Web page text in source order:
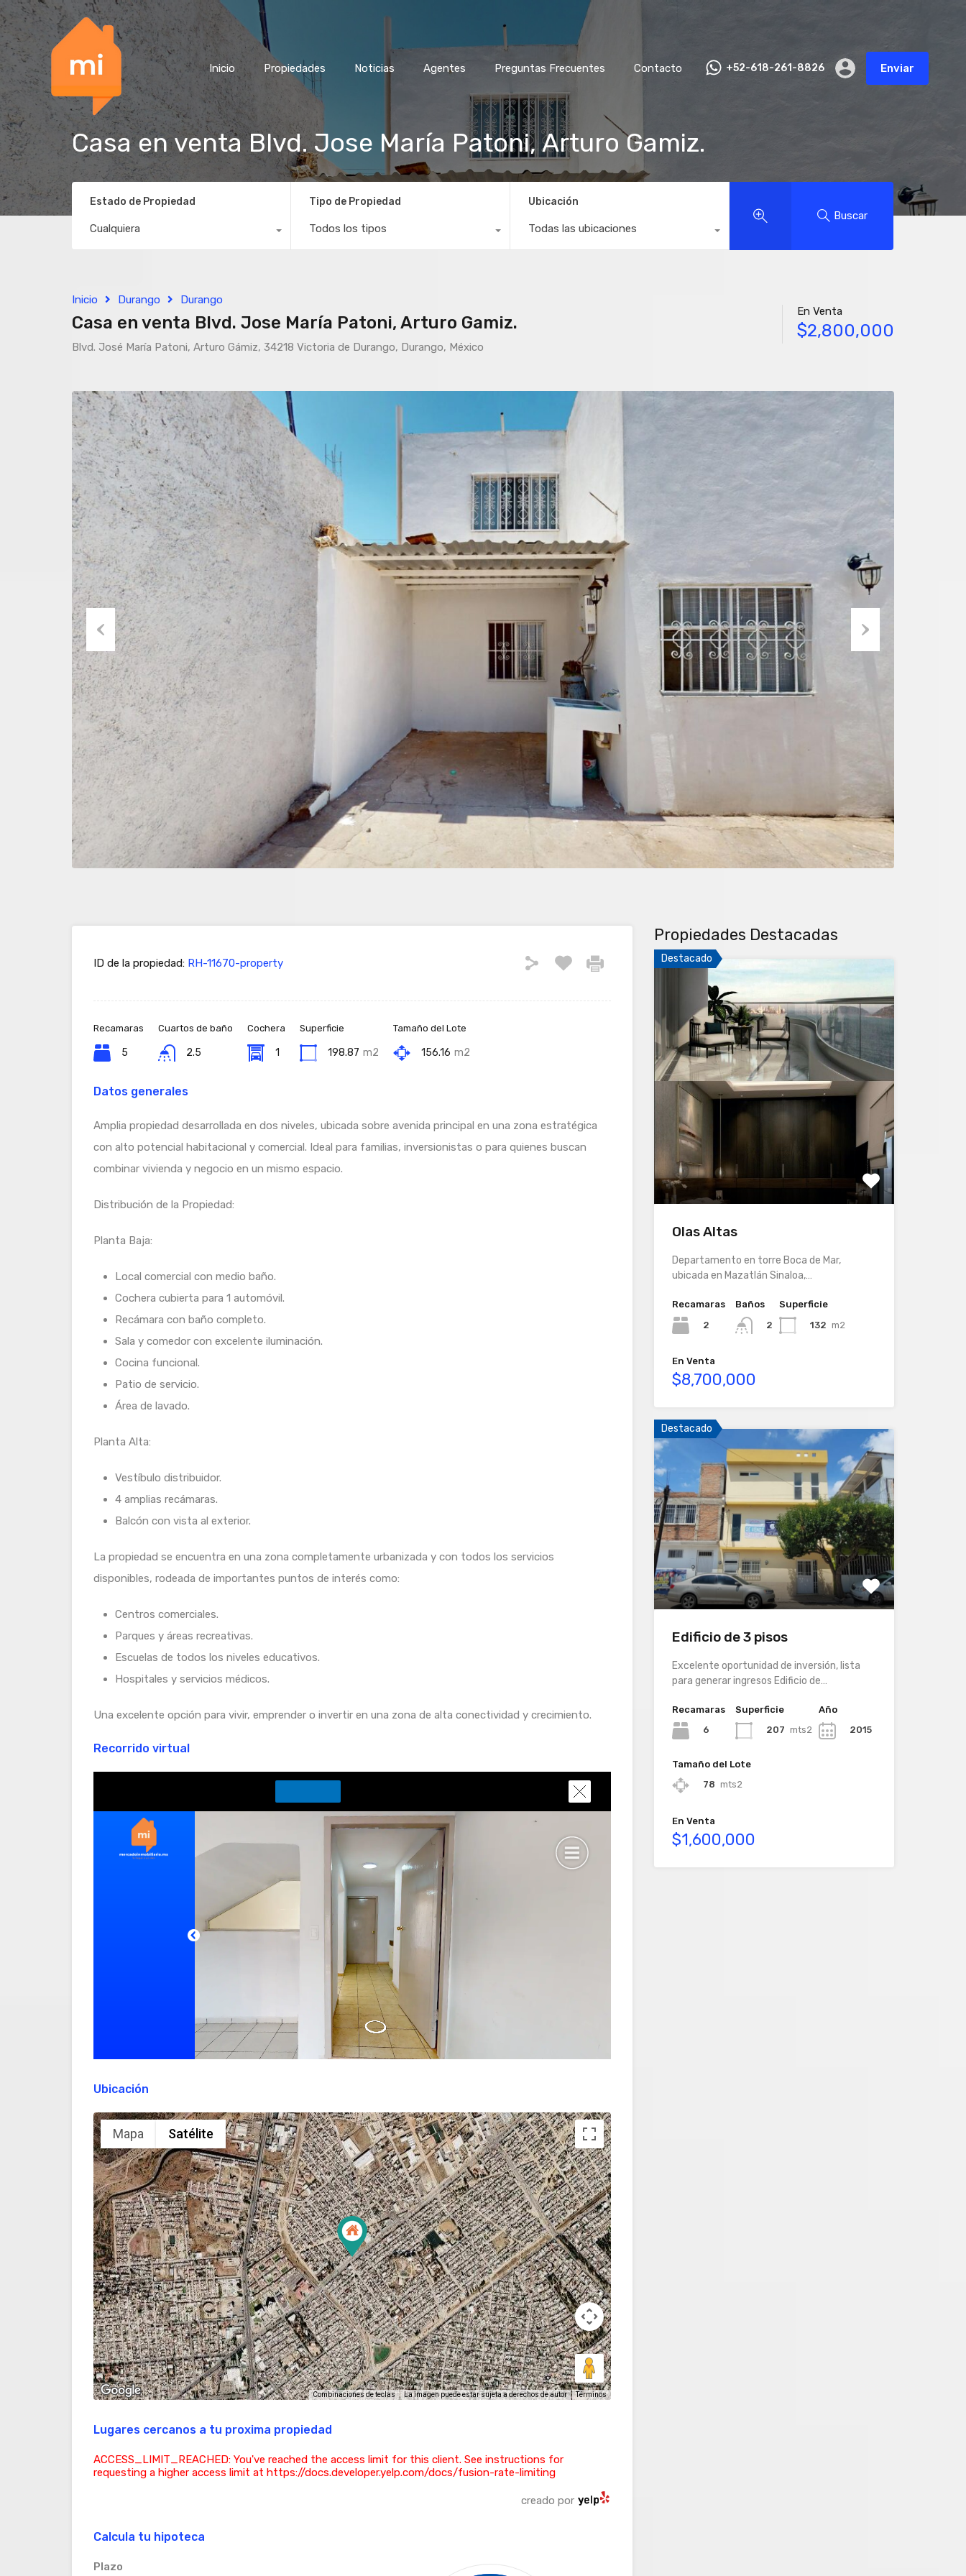
Inicio Propiedades Noticias Agentes Preguntas Frecuentes Contacto +52-618-261-8826 Enviar
Casa en venta Blvd. Jose María Patoni, Arturo Gamiz.
Estado de Propiedad
Cualquiera
Tipo de Propiedad
Todos los tipos
Ubicación
Todas las ubicaciones
Buscar
Inicio Durango Durango
Casa en venta Blvd. Jose María Patoni, Arturo Gamiz.
Blvd. José María Patoni, Arturo Gámiz, 34218 Victoria de Durango, Durango, México
En Venta
$2,800,000
Previous
ID de la propiedad: RH-11670-property
Recamaras
5
Cuartos de baño
2.5
Cochera
1
Superficie
198.87 m2
Tamaño del Lote
156.16 m2
Datos generales
Amplia propiedad desarrollada en dos niveles, ubicada sobre avenida principal en una zona estratégica
con alto potencial habitacional y comercial. Ideal para familias, inversionistas o para quienes buscan
combinar vivienda y negocio en un mismo espacio.
Distribución de la Propiedad:
Planta Baja:
Local comercial con medio baño.
Cochera cubierta para 1 automóvil.
Recámara con baño completo.
Sala y comedor con excelente iluminación.
Cocina funcional.
Patio de servicio.
Área de lavado.
Planta Alta:
Vestíbulo distribuidor.
4 amplias recámaras.
Balcón con vista al exterior.
La propiedad se encuentra en una zona completamente urbanizada y con todos los servicios
disponibles, rodeada de importantes puntos de interés como:
Centros comerciales.
Parques y áreas recreativas.
Escuelas de todos los niveles educativos.
Hospitales y servicios médicos.
Una excelente opción para vivir, emprender o invertir en una zona de alta conectividad y crecimiento.
Recorrido virtual
Ubicación
Mapa Satélite
Combinaciones de teclas La imagen puede estar sujeta a derechos de autor Términos
Lugares cercanos a tu proxima propiedad
ACCESS_LIMIT_REACHED: You've reached the access limit for this client. See instructions for
requesting a higher access limit at https://docs.developer.yelp.com/docs/fusion-rate-limiting
creado por
Calcula tu hipoteca
Plazo
Propiedades Destacadas
Destacado
Olas Altas
Departamento en torre Boca de Mar,
ubicada en Mazatlán Sinaloa,…
Recamaras
2
Baños
2
Superficie
132 m2
En Venta
$8,700,000
Destacado
Edificio de 3 pisos
Excelente oportunidad de inversión, lista
para generar ingresos Edificio de…
Recamaras
6
Superficie
207 mts2
Año
2015
Tamaño del Lote
78 mts2
En Venta
$1,600,000